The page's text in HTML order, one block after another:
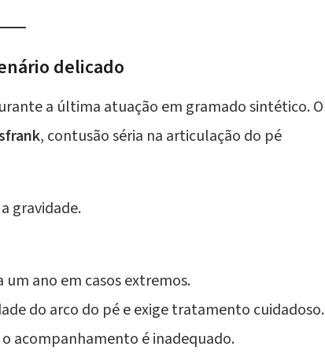
delicado
a última atuação em gramado sintético. O
, contusão séria na articulação do pé
gravidade.
um ano em casos extremos.
do arco do pé e exige tratamento cuidadoso.
acompanhamento é inadequado.